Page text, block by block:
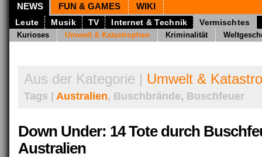
NEWS FUN & GAMES WIKI
Leute Musik TV Internet & Technik Vermischtes
Kurioses Umwelt & Katastrophen Kriminalität
Aus der Kategorie | Umwelt &
Tags | Australien, Buschbrände, Buschfeuer
Down Under: 14 Tote durch
Australien